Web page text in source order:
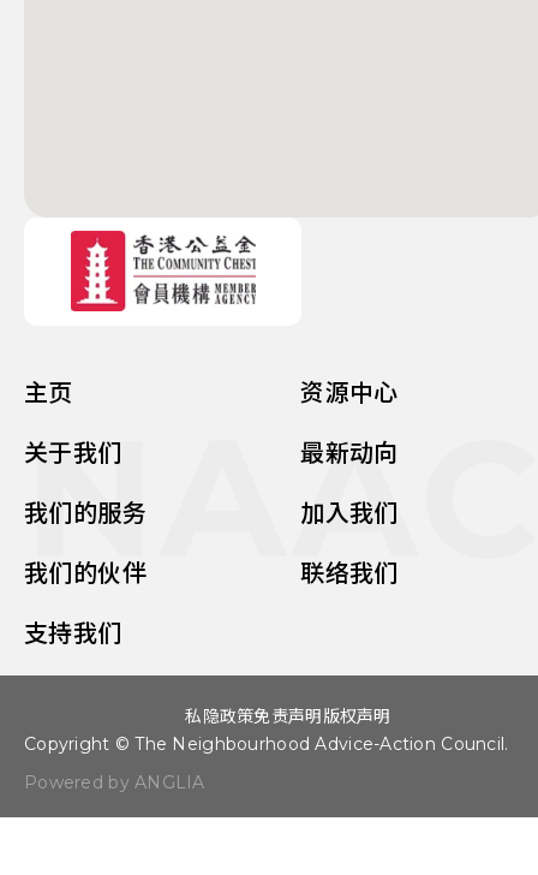
主页
关于我们
我们的服务
我们的伙伴
支持我们
资源中心
最新动向
加入我们
联络我们
Copyright © The Neighbourhood Advice-Action Council.
Powered by ANGLIA
私隐政策免责声明 版权声明